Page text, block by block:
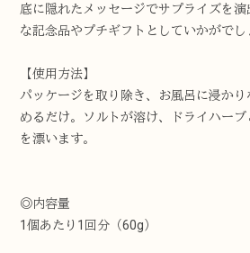
底に隠れたメッセージでサプライズを演
な記念品やプチギフトとしていかがでし
【使用方法】
パッケージを取り除き、お風呂に浸か
めるだけ。ソルトが溶け、ドライハー
を漂います。
◎内容量
1個あたり1回分（60g）